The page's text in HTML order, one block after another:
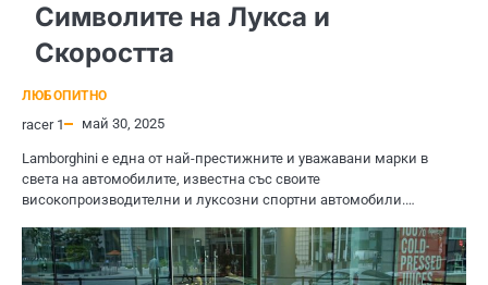
Символите на Лукса и
Скоростта
ЛЮБОПИТНО
racer 1 май 30, 2025
Lamborghini е една от най-престижните и уважавани марки в
света на автомобилите, известна със своите
високопроизводителни и луксозни спортни автомобили.…